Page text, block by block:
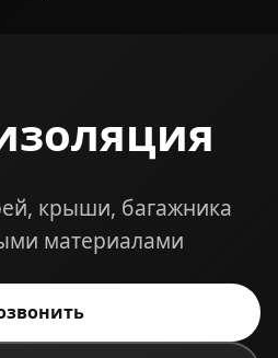
крыши, багажника
материалами